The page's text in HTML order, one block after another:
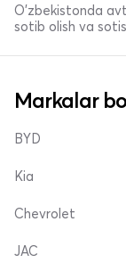
O'zbekistonda
sotib olish va
Markalar
BYD
Kia
Chevrolet
JAC